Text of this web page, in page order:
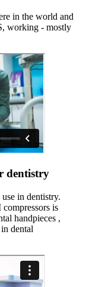
in the world and
working - mostly
dentistry
in dentistry.
is
handpieces ,
dental